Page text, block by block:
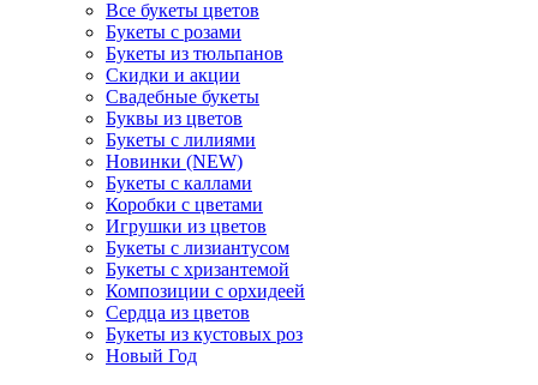
Все букеты цветов
Букеты с розами
Букеты из тюльпанов
Скидки и акции
Свадебные букеты
Буквы из цветов
Букеты с лилиями
Новинки (NEW)
Букеты с каллами
Коробки с цветами
Игрушки из цветов
Букеты с лизиантусом
Букеты с хризантемой
Композиции с орхидеей
Сердца из цветов
Букеты из кустовых роз
Новый Год